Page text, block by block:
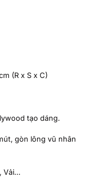
(R x S x C)
tạo dáng.
gòn lông vũ nhân
Vải…